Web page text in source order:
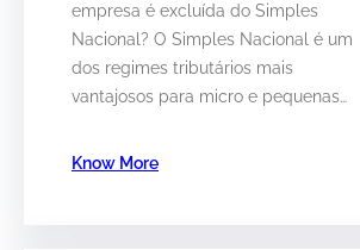
empresa é excluída do Simples
Nacional? O Simples Nacional é um
dos regimes tributários mais
vantajosos para micro e pequenas…
Know More